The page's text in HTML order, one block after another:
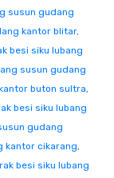
susun gudang
kantor blitar,
besi siku lubang
susun gudang
buton sultra,
besi siku lubang
gudang
kantor cikarang,
rak besi siku lubang